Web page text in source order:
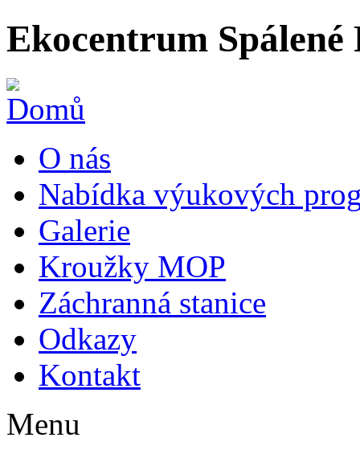
Ekocentrum Spálené
O nás
Nabídka výukových
Galerie
Kroužky MOP
Záchranná stanice
Odkazy
Kontakt
Menu